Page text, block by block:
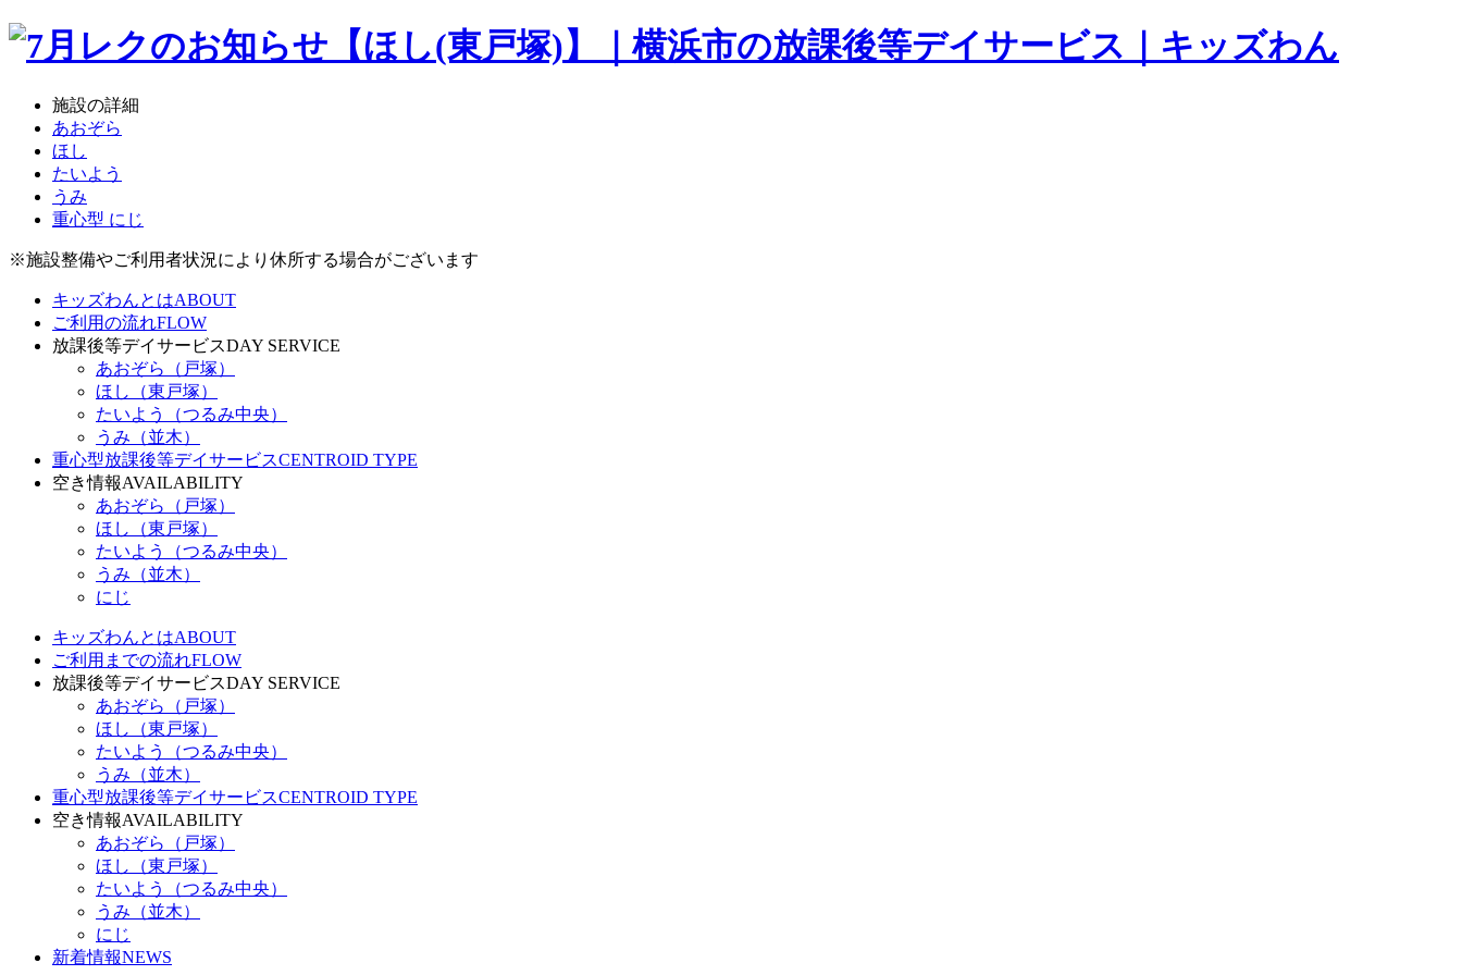
施設の詳細
あおぞら
ほし
たいよう
うみ
重心型 にじ
※施設整備やご利用者状況により休所する場合がございます
キッズわんとはABOUT
ご利用の流れFLOW
放課後等デイサービスDAY SERVICE
あおぞら（戸塚）
ほし（東戸塚）
たいよう（つるみ中央）
うみ（並木）
重心型放課後等デイサービスCENTROID TYPE
空き情報AVAILABILITY
あおぞら（戸塚）
ほし（東戸塚）
たいよう（つるみ中央）
うみ（並木）
にじ
キッズわんとはABOUT
ご利用までの流れFLOW
放課後等デイサービスDAY SERVICE
あおぞら（戸塚）
ほし（東戸塚）
たいよう（つるみ中央）
うみ（並木）
重心型放課後等デイサービスCENTROID TYPE
空き情報AVAILABILITY
あおぞら（戸塚）
ほし（東戸塚）
たいよう（つるみ中央）
うみ（並木）
にじ
新着情報NEWS